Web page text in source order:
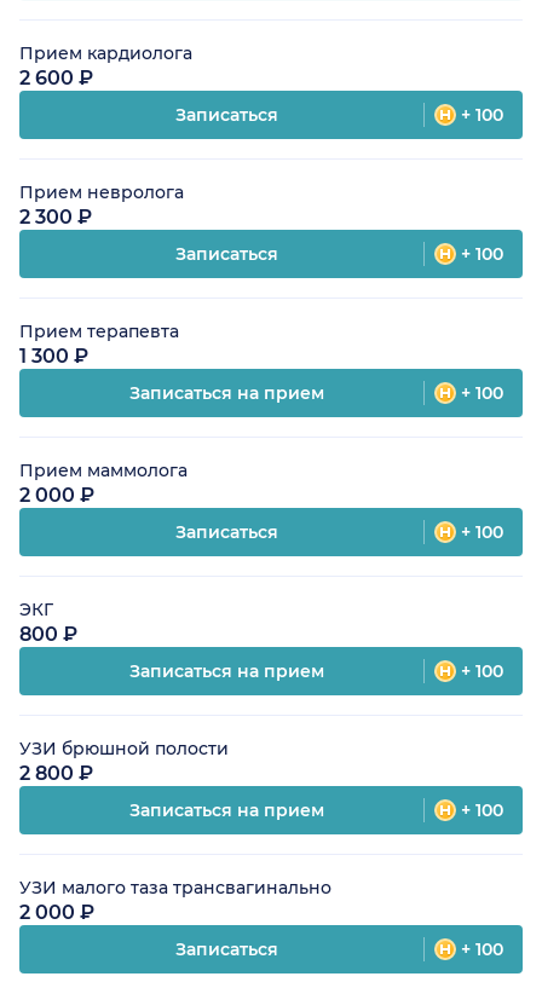
Прием кардиолога
2 600 ₽
Записаться + 100
Прием невролога
2 300 ₽
Записаться + 100
Прием терапевта
1 300 ₽
Записаться на прием + 100
Прием маммолога
2 000 ₽
Записаться + 100
ЭКГ
800 ₽
Записаться на прием + 100
УЗИ брюшной полости
2 800 ₽
Записаться на прием + 100
УЗИ малого таза трансвагинально
2 000 ₽
Записаться + 100